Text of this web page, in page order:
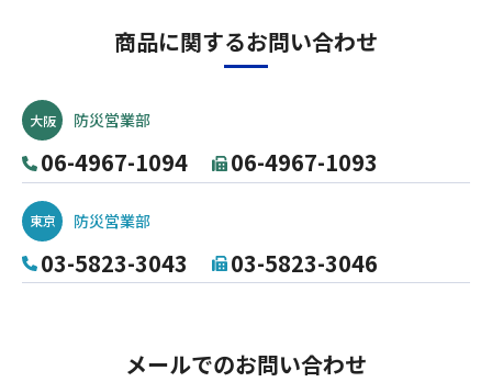
商品に関するお問い合わせ
大阪 防災営業部
06-4967-1094 06-4967-1093
東京 防災営業部
03-5823-3043 03-5823-3046
メールでのお問い合わせ